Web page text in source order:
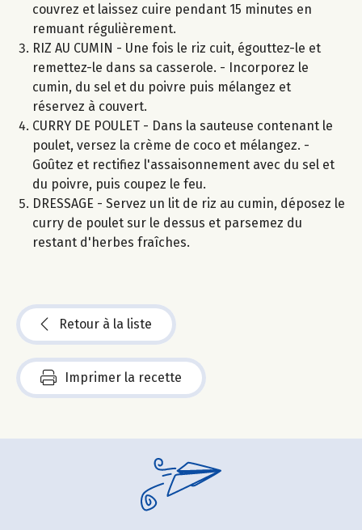
couvrez et laissez cuire pendant 15 minutes en
remuant régulièrement.
RIZ AU CUMIN - Une fois le riz cuit, égouttez-le et
remettez-le dans sa casserole. - Incorporez le
cumin, du sel et du poivre puis mélangez et
réservez à couvert.
CURRY DE POULET - Dans la sauteuse contenant le
poulet, versez la crème de coco et mélangez. -
Goûtez et rectifiez l'assaisonnement avec du sel et
du poivre, puis coupez le feu.
DRESSAGE - Servez un lit de riz au cumin, déposez le
curry de poulet sur le dessus et parsemez du
restant d'herbes fraîches.
Retour à la liste
Imprimer la recette